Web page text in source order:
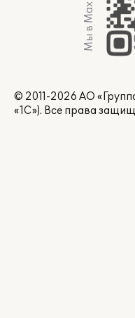
Мы в Max
© 2011-2026 АО
«1С»). Все права